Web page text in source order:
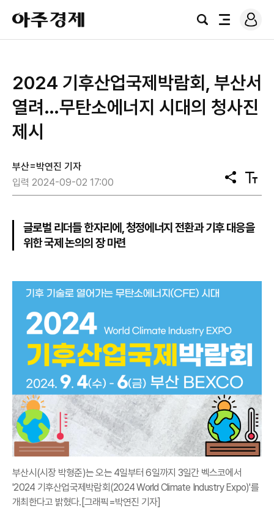
아
주
경
검
전
로
그
2024 기후산업국제박람회, 부산서
열려…무탄소에너지 시대의 청사진
제시
부산=박연진 기자
입력 2024-09-02 17:00
공
유
텍
스
기
글로벌 리더들 한자리에, 청정에너지 전환과 기후 대응을
위한 국제 논의의 장 마련
부산시(시장 박형준)는 오는 4일부터 6일까지 3일간 벡스코에서
'2024 기후산업국제박람회(2024 World Climate Industry Expo)'를
개최한다고 밝혔다.[그래픽=박연진 기자]